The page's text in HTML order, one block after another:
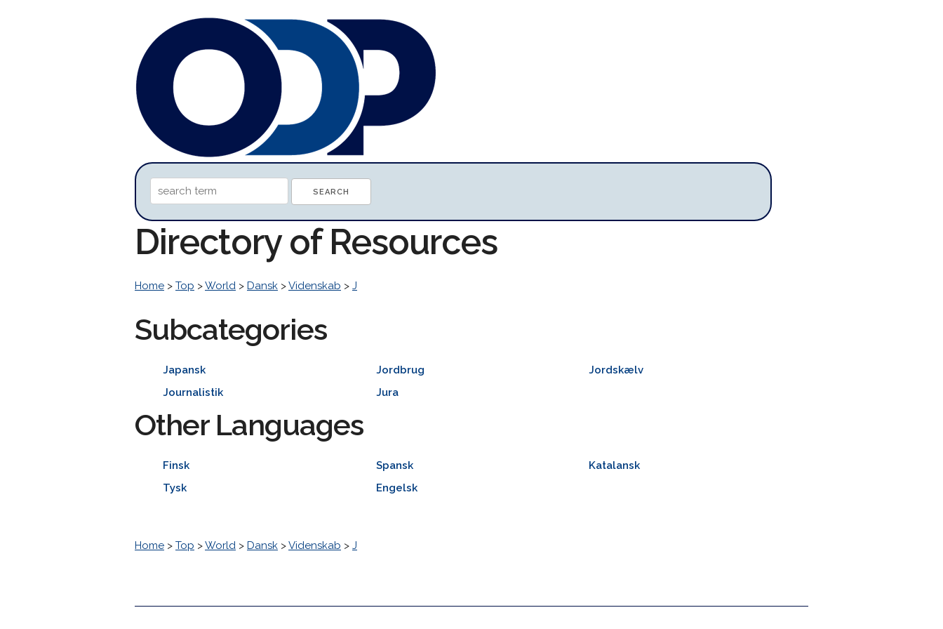
Directory of Resources
Home > Top >World > Dansk >Videnskab > J
Subcategories
Japansk Jordbrug
Jordskælv
Journalistik
Jura
Other Languages
Finsk Spansk
Katalansk
Tysk
Engelsk
Home > Top >World > Dansk >Videnskab > J